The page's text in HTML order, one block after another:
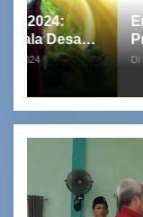
Empat
Provinsi Babel
Penghargaan
Di Bangka Belitung,